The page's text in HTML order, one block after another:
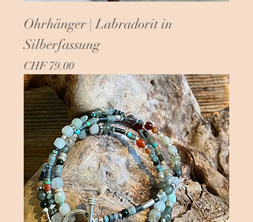
Ohrhänger | Labradorit in
Silberfassung
Preis
CHF 79.00